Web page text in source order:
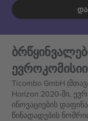
Ticombo GmbH
Horizon 2020-ში,
ინოვაციების
წინადადების